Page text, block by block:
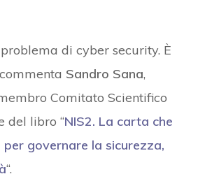
problema di cyber security. È
commenta Sandro Sana,
Comitato Scientifico
del libro “NIS2. La carta che
governare la sicurezza,
“.